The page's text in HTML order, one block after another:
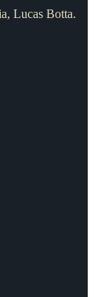
Lucas Botta.